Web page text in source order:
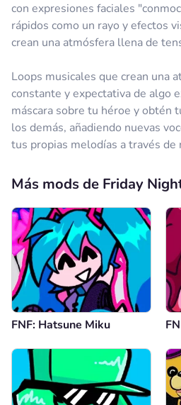
con expresiones faciales
rápidos como un rayo y efectos
crean una atmósfera llena de
Loops musicales que crean una
constante y expectativa de algo
máscara sobre tu héroe y obtén
los demás, añadiendo nuevas
tus propias melodías a través de
Más mods de Friday
FNF: Hatsune Miku